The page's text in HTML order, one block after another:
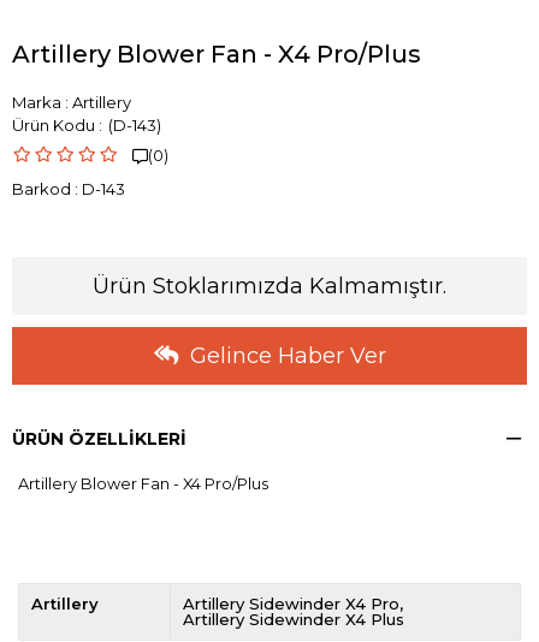
Artillery Blower Fan - X4 Pro/Plus
Marka : Artillery
(D-143)
(0)
Barkod : D-143
Ürün Stoklarımızda Kalmamıştır.
Gelince Haber Ver
ÜRÜN ÖZELLIKLERI
Artillery Blower Fan - X4 Pro/Plus
Artillery
Artillery Sidewinder X4 Pro
Artillery Sidewinder X4 Plus